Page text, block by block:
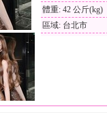
體重: 42 公斤(kg)
區域: 台北市